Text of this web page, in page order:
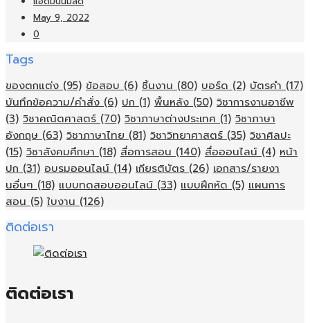
May 9, 2022
0
Tags
ของตกแต่ง (95) ข้อสอบ (6) ชิ้นงาน (80) บอร์ด (2) บัตรคำ (17)
บันทึกข้อความ/คำสั่ง (6) ปก (1) พื้นหลัง (50) วิชาการงานอาชีพ
(3) วิชาคณิตศาสตร์ (70) วิชาภาษาต่างประเทศ (1) วิชาภาษา
อังกฤษ (63) วิชาภาษาไทย (81) วิชาวิทยาศาสตร์ (35) วิชาศิลปะ
(15) วิชาสังคมศึกษา (18) สื่อการสอน (140) สื่อออนไลน์ (4) หน้า
ปก (31) อบรมออนไลน์ (14) เกียรติบัตร (26) เอกสาร/รายงา
นอื่นๆ (18) แบบทดสอบออนไลน์ (33) แบบฝึกหัด (5) แผนการ
สอน (5) ใบงาน (126)
ติดต่อเรา
ติดต่อเรา